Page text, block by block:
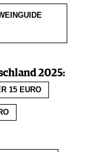
2025:
15 EURO